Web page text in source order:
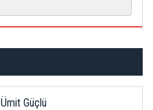
Ümit Güçlü